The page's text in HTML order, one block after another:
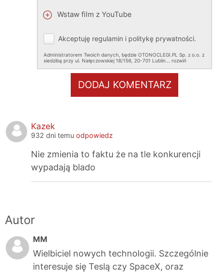
Wstaw film z YouTube
Akceptuję regulamin i politykę prywatności.
Administratorem Twoich danych, będzie OTONOCLEGI.PL Sp. z o.o. z
siedzibą przy ul. Nałęczowskiej 18/156, 20-701 Lublin.
rozwiń
DODAJ KOMENTARZ
Kazek
932 dni temu odpowiedz
Nie zmienia to faktu że na tle konkurencji
wypadają blado
Autor
MM
Wielbiciel nowych technologii. Szczególnie
interesuje się Teslą czy SpaceX, oraz